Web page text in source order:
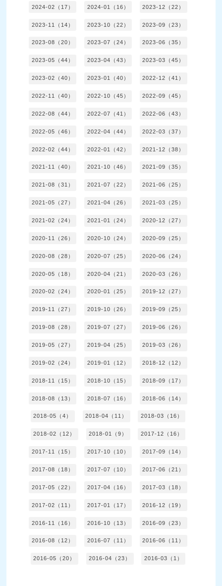
2024-02（17） 2024-01（16） 2023-12（22）
2023-11（14） 2023-10（22） 2023-09（23）
2023-08（20） 2023-07（24） 2023-06（35）
2023-05（44） 2023-04（43） 2023-03（45）
2023-02（40） 2023-01（40） 2022-12（41）
2022-11（40） 2022-10（45） 2022-09（45）
2022-08（44） 2022-07（41） 2022-06（43）
2022-05（46） 2022-04（44） 2022-03（37）
2022-02（44） 2022-01（42） 2021-12（38）
2021-11（40） 2021-10（46） 2021-09（35）
2021-08（31） 2021-07（22） 2021-06（25）
2021-05（27） 2021-04（26） 2021-03（25）
2021-02（24） 2021-01（24） 2020-12（27）
2020-11（26） 2020-10（24） 2020-09（25）
2020-08（28） 2020-07（25） 2020-06（24）
2020-05（18） 2020-04（21） 2020-03（26）
2020-02（24） 2020-01（25） 2019-12（27）
2019-11（27） 2019-10（26） 2019-09（25）
2019-08（28） 2019-07（27） 2019-06（26）
2019-05（27） 2019-04（25） 2019-03（26）
2019-02（24） 2019-01（12） 2018-12（12）
2018-11（15） 2018-10（15） 2018-09（17）
2018-08（13） 2018-07（16） 2018-06（14）
2018-05（4） 2018-04（11） 2018-03（16）
2018-02（12） 2018-01（9） 2017-12（16）
2017-11（15） 2017-10（10） 2017-09（14）
2017-08（18） 2017-07（10） 2017-06（21）
2017-05（22） 2017-04（16） 2017-03（18）
2017-02（11） 2017-01（17） 2016-12（19）
2016-11（16） 2016-10（13） 2016-09（23）
2016-08（12） 2016-07（11） 2016-06（11）
2016-05（20） 2016-04（23） 2016-03（1）